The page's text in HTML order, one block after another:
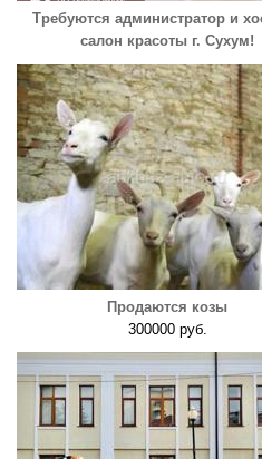
Требуются администратор и
салон красоты г. Сухум!
Продаются козы
300000 руб.